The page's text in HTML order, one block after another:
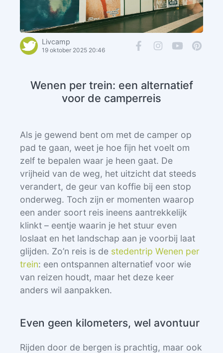
Livcamp
19 oktober 2025 20:46
Wenen per trein: een alternatief
voor de camperreis
Als je gewend bent om met de camper op
pad te gaan, weet je hoe fijn het voelt om
zelf te bepalen waar je heen gaat. De
vrijheid van de weg, het uitzicht dat steeds
verandert, de geur van koffie bij een stop
onderweg. Toch zijn er momenten waarop
een ander soort reis ineens aantrekkelijk
klinkt – eentje waarin je het stuur even
loslaat en het landschap aan je voorbij laat
glijden. Zo’n reis is de stedentrip Wenen per
trein: een ontspannen alternatief voor wie
van reizen houdt, maar het deze keer
anders wil aanpakken.
Even geen kilometers, wel avontuur
Rijden door de bergen is prachtig, maar ook